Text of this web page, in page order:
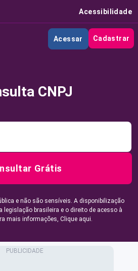
Acessibilidade
Acessar Cadastrar
CNPJ
Grátis
e não são sensíveis. A disponibilização
legislação brasileira e o direito de acesso à
mais informações, Clique aqui.